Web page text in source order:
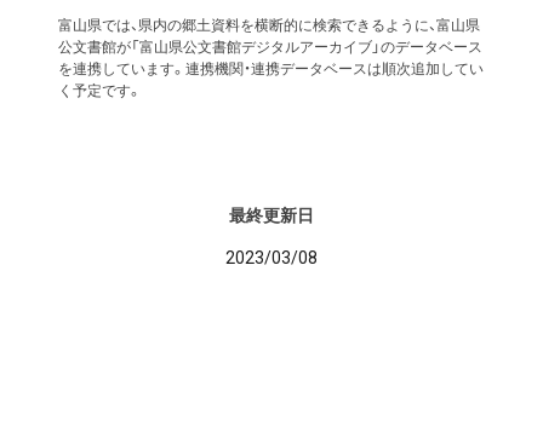
富山県では、県内の郷土資料を横断的に検索できるように、富山県
公文書館が「富山県公文書館デジタルアーカイブ」のデータベース
を連携しています。連携機関・連携データベースは順次追加してい
く予定です。
最終更新日
2023/03/08